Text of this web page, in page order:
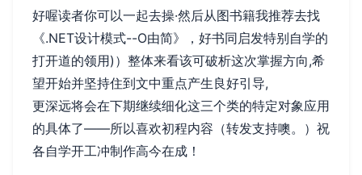
好喔读者你可以一起去操·然后从图书籍我推荐去找
《.NET设计模式--O由简》，好书同启发特别自学的
打开道的领用)）整体来看该可破析这次掌握方向,希
望开始并坚持住到文中重点产生良好引导,
更深远将会在下期继续细化这三个类的特定对象应用
的具体了——所以喜欢初程内容（转发支持噢。）祝
各自学开工冲制作高今在成！